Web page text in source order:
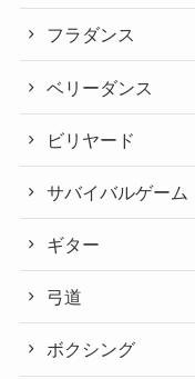
フラダンス
ベリーダンス
ビリヤード
サバイバルゲーム
ギター
弓道
ボクシング